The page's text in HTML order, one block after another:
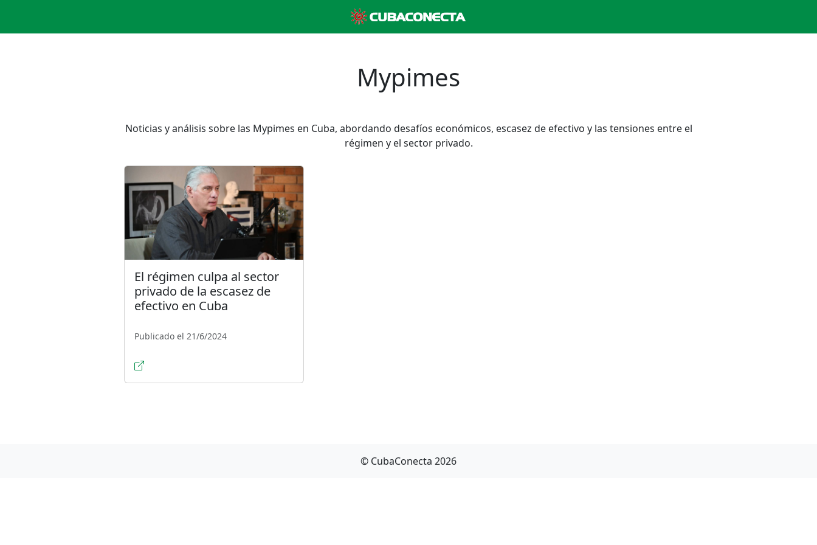
Mypimes
Noticias y análisis sobre las Mypimes en Cuba, abordando desafíos económicos, escasez de efectivo y las tensiones entre el
régimen y el sector privado.
El régimen culpa al sector
privado de la escasez de
efectivo en Cuba
Publicado el 21/6/2024
© CubaConecta 2026